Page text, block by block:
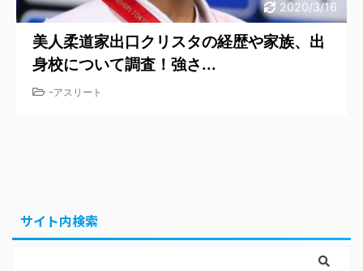
2020/3/16
美人柔道家出口クリスタの経歴や家族、出
身校について調査！強さ...
-アスリート
サイト内検索